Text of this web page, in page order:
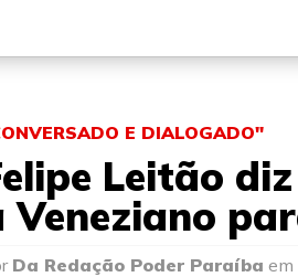
E DIALOGADO"
Leitão
Veneziano
Da Redação Poder Paraíba em